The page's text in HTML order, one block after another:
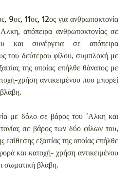
9ος, 11ος, 12ος για ανθρωποκτονία
απόπειρα ανθρωποκτονίας σε
και συνέργεια σε απόπειρα
του δεύτερου φίλου, συμπλοκή με
της οποίας επήλθε θάνατος με
χρήση αντικειμένου που μπορεί
με δόλο σε βάρος του 'Αλκη και
σε βάρος των δύο φίλων του,
εξαιτίας της οποίας επήλθε
και κατοχή- χρήση αντικειμένου
σωματική βλάβη.